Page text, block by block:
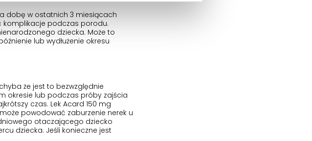
dobę w ostatnich 3 miesiącach
komplikacje podczas porodu.
dziecka. Może to
lub wydłużenie okresu
że jest to bezwzględnie
okresie lub podczas próby zajścia
czas. Lek Acard 150 mg
powodować zaburzenie nerek u
otaczającego dziecko
dziecka. Jeśli konieczne jest